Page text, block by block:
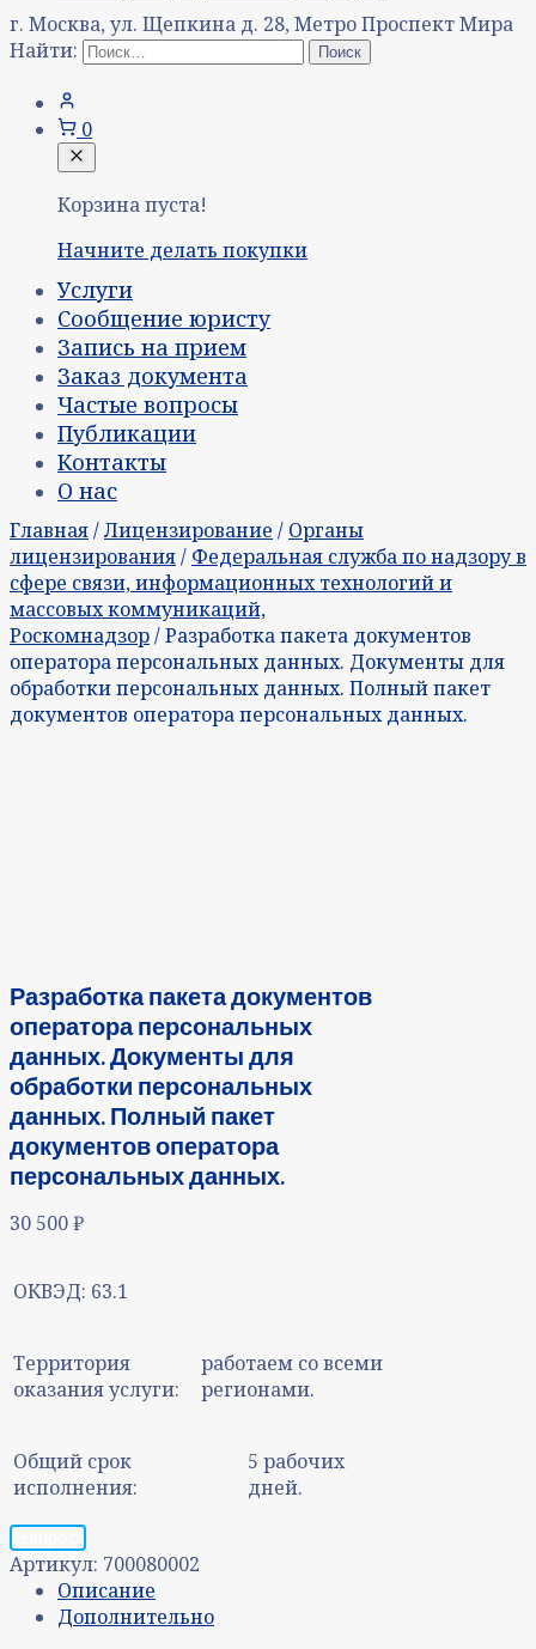
г. Москва, ул. Щепкина д. 28, Метро Проспект Мира
Найти:
0
Корзина пуста!
Начните делать покупки
Услуги
Сообщение юристу
Запись на прием
Заказ документа
Частые вопросы
Публикации
Контакты
О нас
Главная/Лицензирование / Органы
лицензирования/ Федеральная служба по надзору в
сфере связи, информационных технологий и
массовых коммуникаций,
Роскомнадзор/ Разработка пакета документов
оператора персональных данных. Документы для
обработки персональных данных. Полный пакет
документов оператора персональных данных.
Разработка пакета документов
оператора персональных
данных. Документы для
обработки персональных
данных. Полный пакет
документов оператора
персональных данных.
30 500₽
ОКВЭД: 63.1
Территория
оказания услуги:
работаем со всеми
регионами.
Общий срок
исполнения:
5 рабочих
дней.
Артикул: 700080002
Описание
Дополнительно